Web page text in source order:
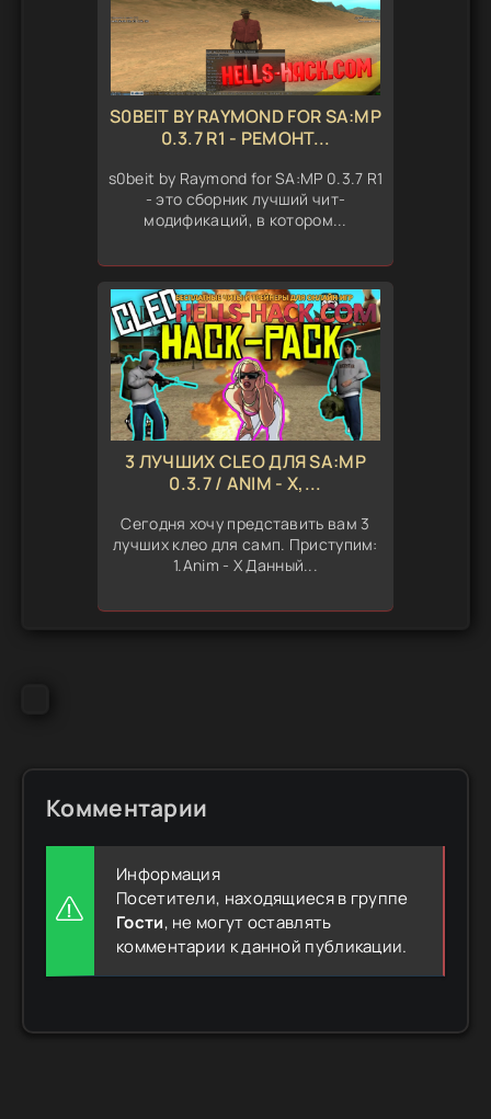
S0BEIT BY RAYMOND FOR SA:MP
0.3.7 R1 - РЕМОНТ...
s0beit by Raymond for SA:MP 0.3.7 R1
- это сборник лучший чит-
модификаций, в котором...
3 ЛУЧШИХ CLEO ДЛЯ SA:MP
0.3.7 / ANIM - X,...
Сегодня хочу представить вам 3
лучших клео для самп. Приступим:
1.Anim - X Данный...
Комментарии
Информация
Посетители, находящиеся в группе
Гости, не могут оставлять
комментарии к данной публикации.